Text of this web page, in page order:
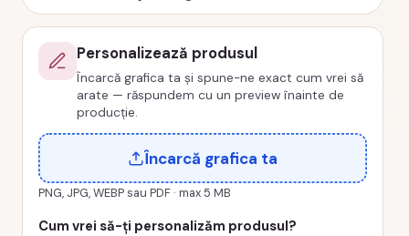
DRP43
Personalizează produsul
Încarcă grafica ta și spune-ne exact cum vrei să
arate — răspundem cu un preview înainte de
producție.
Încarcă grafica ta
PNG, JPG, WEBP sau PDF · max 5 MB
Cum vrei să-ți personalizăm produsul?